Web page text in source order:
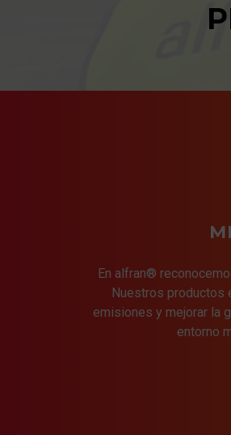
En alfran®
Nuestros productos
emisiones y mejorar la
entorno